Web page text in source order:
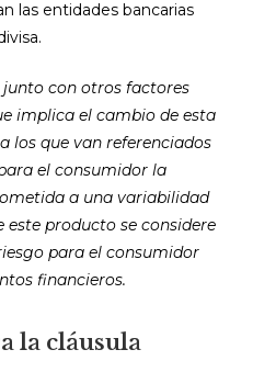
las entidades bancarias
con otros factores
implica el cambio de esta
los que van referenciados
el consumidor la
a una variabilidad
producto se considere
para el consumidor
financieros.
la cláusula